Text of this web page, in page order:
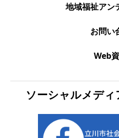
地域福祉アン
お問い
Web
ソーシャルメディ